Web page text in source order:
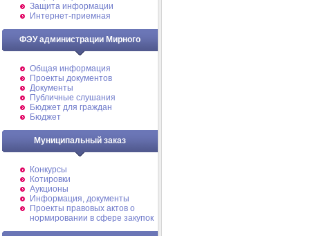
Защита информации
Интернет-приемная
ФЭУ администрации Мирного
Общая информация
Проекты документов
Документы
Публичные слушания
Бюджет для граждан
Бюджет
Муниципальный заказ
Конкурсы
Котировки
Аукционы
Информация, документы
Проекты правовых актов о
нормировании в сфере закупок